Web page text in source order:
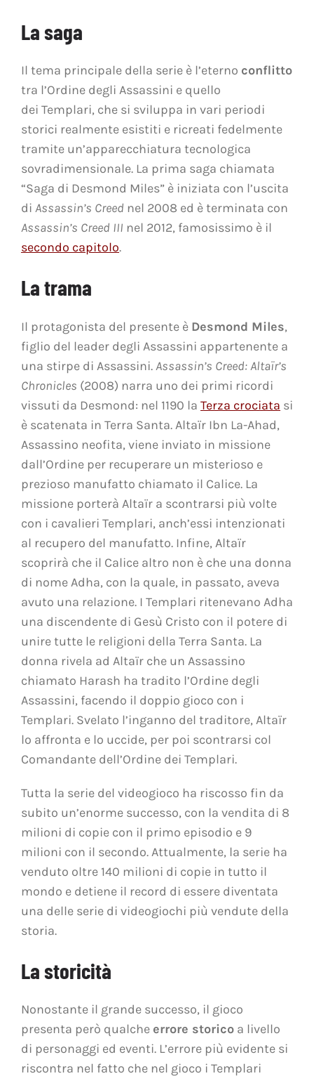
La saga
Il tema principale della serie è l’eterno conflitto
tra l’Ordine degli Assassini e quello
dei Templari, che si sviluppa in vari periodi
storici realmente esistiti e ricreati fedelmente
tramite un’apparecchiatura tecnologica
sovradimensionale. La prima saga chiamata
“Saga di Desmond Miles” è iniziata con l’uscita
di Assassin’s Creed nel 2008 ed è terminata con
Assassin’s Creed III nel 2012, famosissimo è il
secondo capitolo.
La trama
Il protagonista del presente è Desmond Miles,
figlio del leader degli Assassini appartenente a
una stirpe di Assassini.Assassin’s Creed: Altaïr’s
Chronicles (2008) narra uno dei primi ricordi
vissuti da Desmond: nel 1190 la Terza crociata si
è scatenata in Terra Santa. Altaïr Ibn La-Ahad,
Assassino neofita, viene inviato in missione
dall’Ordine per recuperare un misterioso e
prezioso manufatto chiamato il Calice. La
missione porterà Altaïr a scontrarsi più volte
con i cavalieri Templari, anch’essi intenzionati
al recupero del manufatto. Infine, Altaïr
scoprirà che il Calice altro non è che una donna
di nome Adha, con la quale, in passato, aveva
avuto una relazione. I Templari ritenevano Adha
una discendente di Gesù Cristo con il potere di
unire tutte le religioni della Terra Santa. La
donna rivela ad Altaïr che un Assassino
chiamato Harash ha tradito l’Ordine degli
Assassini, facendo il doppio gioco con i
Templari. Svelato l’inganno del traditore, Altaïr
lo affronta e lo uccide, per poi scontrarsi col
Comandante dell’Ordine dei Templari.
Tutta la serie del videogioco ha riscosso fin da
subito un’enorme successo, con la vendita di 8
milioni di copie con il primo episodio e 9
milioni con il secondo. Attualmente, la serie ha
venduto oltre 140 milioni di copie in tutto il
mondo e detiene il record di essere diventata
una delle serie di videogiochi più vendute della
storia.
La storicità
Nonostante il grande successo, il gioco
presenta però qualche errore storicoa livello
di personaggi ed eventi. L’errore più evidente si
riscontra nel fatto che nel gioco i Templari